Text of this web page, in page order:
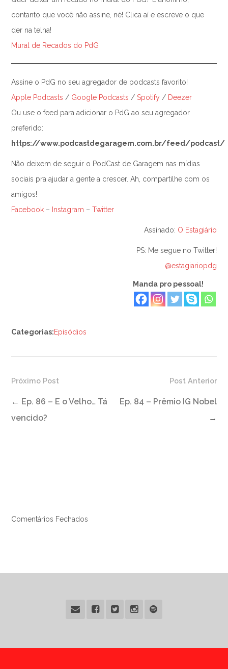
contanto que você não assine, né! Clica aí e escreve o que
der na telha!
Mural de Recados do PdG
Assine o PdG no seu agregador de podcasts favorito!
Apple Podcasts / Google Podcasts / Spotify/ Deezer
Ou use o feed para adicionar o PdG ao seu agregador
preferido:
https://www.podcastdegaragem.com.br/feed/podcast/
Não deixem de seguir o PodCast de Garagem nas mídias
sociais pra ajudar a gente a crescer. Ah, compartilhe com os
amigos!
Facebook– Instagram – Twitter
Assinado: O Estagiário
PS: Me segue no Twitter!
@estagiariopdg
Manda pro pessoal!
Categorias:Episódios
Post Anterior
Ep. 84 – Prêmio IG Nobel
→
Próximo Post
← Ep. 86 – E o Velho… Tá
vencido?
Comentários Fechados